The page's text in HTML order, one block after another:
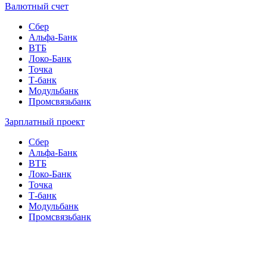
Валютный счет
Сбер
Альфа-Банк
ВТБ
Локо-Банк
Точка
Т-банк
Модульбанк
Промсвязьбанк
Зарплатный проект
Сбер
Альфа-Банк
ВТБ
Локо-Банк
Точка
Т-банк
Модульбанк
Промсвязьбанк